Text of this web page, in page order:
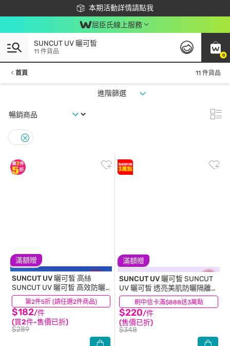
本期活動詳情請點我
下載app最高回饋$350
屈臣氏線上服務
0
SUNCUT UV 曬可皙
11 件貨品
首頁 11 件貨品
進階篩選
滿額贈
第2件5折 (請任選2件商品)
SUNCUT UV 曬可皙高絲
SUNCUT UV 曬可皙 高效防曬
噴霧90g-極效防水型
$182/件
(買2件-售價已折)
$289
(14)
滿額贈
刷中信卡滿$888送3萬點
SUNCUT UV 曬可皙SUNCUT
UV 曬可皙 透亮美肌防曬隔離精
華80g-清透紫
$220/件
(售價已折)
$348
(4)